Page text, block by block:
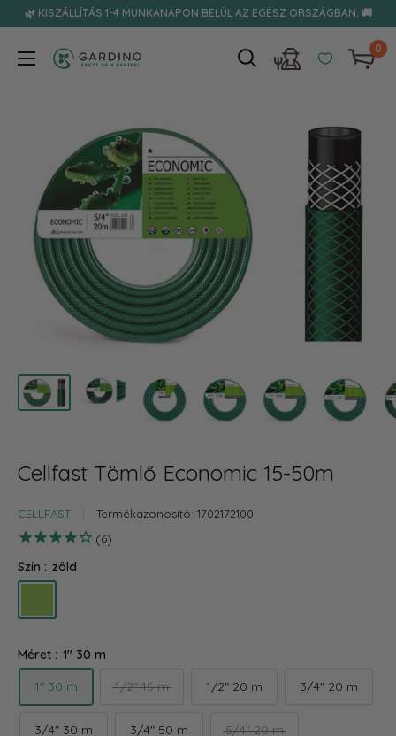
Tovább🌿 KISZÁLLÍTÁS 1-4 MUNKANAPON BELÜL AZ EGÉSZ ORSZÁGBAN. 🚚
Gardino
0
Cellfast Tömlő Economic 15-50m
CELLFAST Termékazonosító: 1702172100
6
Szín : zöld
Méret : 1" 30 m
1" 30 m
1/2" 15 m 1/2" 20 m 3/4" 20 m
3/4" 30 m 3/4" 50 m 5/4" 20 m